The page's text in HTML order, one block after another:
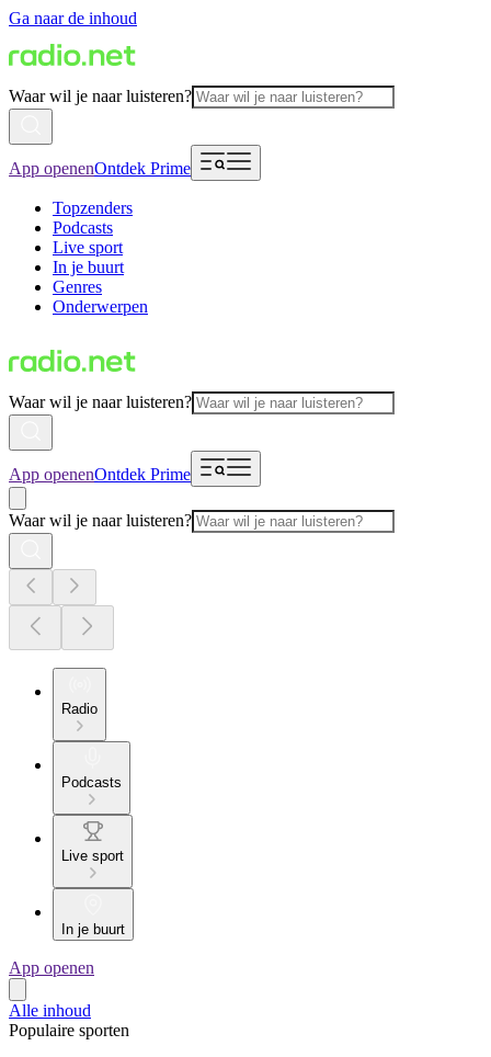
Ga naar de inhoud
Waar wil je naar luisteren?
App openenOntdek Prime
Topzenders
Podcasts
Live sport
In je buurt
Genres
Onderwerpen
Waar wil je naar luisteren?
App openenOntdek Prime
Waar wil je naar luisteren?
Radio
Podcasts
Live sport
In je buurt
App openen
Alle inhoud
Populaire sporten